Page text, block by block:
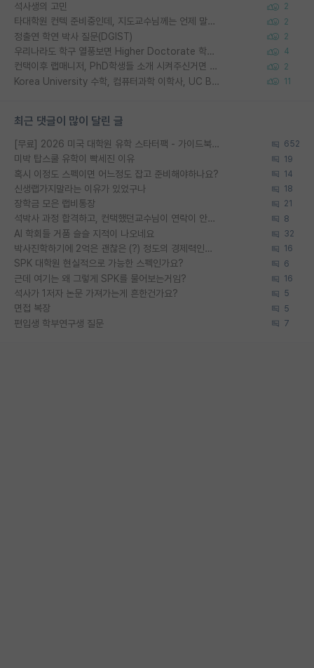
석사생의 고민 2
타대학원 컨텍 준비중인데, 지도교수님께는 언제 말씀드려야 할까요? 2
정출연 학연 박사 질문(DGIST) 2
우리나라도 학구 열풍보면 Higher Doctorate 학위가 필요하다고 봅니다. 4
컨택이후 랩매니저, PhD학생들 소개 시켜주신거면 거의 컨펌에 가깝나요? 2
Korea University 수학, 컴퓨터과학 이학사, UC Berkeley 산업공학 대학원 공학박사가 되는 것은 쉽지 않겠죠? 11
최근 댓글이 많이 달린 글
[무료] 2026 미국 대학원 유학 스타터팩 - 가이드북 & 합격자 컨택메일 템플릿 652
미박 탑스쿨 유학이 빡세진 이유 19
혹시 이정도 스펙이면 어느정도 잡고 준비해야하나요? 14
신생랩가지말라는 이유가 있었구나 18
장학금 모은 랩비통장 21
석박사 과정 합격하고, 컨택했던교수님이 연락이 안됩니다... 8
AI 학회들 거품 슬슬 지적이 나오네요 32
박사진학하기에 2억은 괜찮은 (?) 정도의 경제력인가요 16
SPK 대학원 현실적으로 가능한 스펙인가요? 6
근데 여기는 왜 그렇게 SPK를 물어보는거임? 16
석사가 1저자 논문 가져가는게 흔한건가요? 5
면접 복장 5
편입생 학부연구생 질문 7